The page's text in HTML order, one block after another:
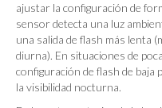
ajustar la configuración de
sensor detecta una luz
una salida de flash más lenta
diurna). En situaciones de
configuración de flash de baja
la visibilidad nocturna.